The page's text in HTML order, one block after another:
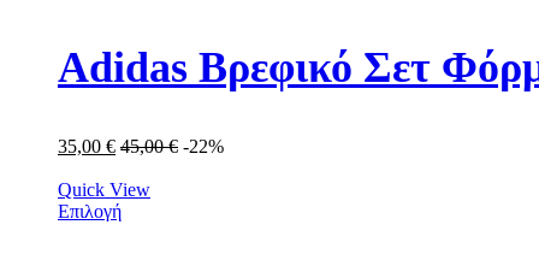
Adidas Βρεφικό Σετ
35,00 € 45,00€ -22%
Quick View
Επιλογή